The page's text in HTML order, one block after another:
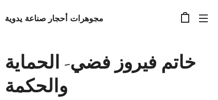
مجوهرات أحجار صناعة يدوية
خاتم فيروز فضي- الحماية
والحكمة